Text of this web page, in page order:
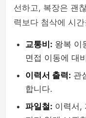
선하고, 복장은 괜
력보다 첨삭에 시
교통비: 왕복 이
면접 이동에 대
이력서 출력: 관
합니다.
파일철: 이력서,